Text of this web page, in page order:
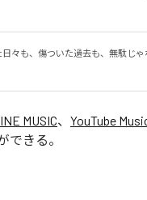
々も、傷ついた過去も、無駄じゃ
MUSIC、 YouTube
できる。